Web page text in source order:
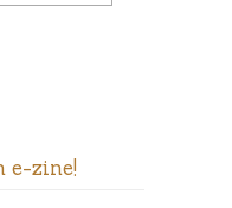
e-zine!